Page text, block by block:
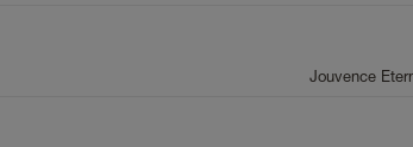
Jouvence